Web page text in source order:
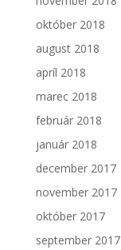
október 2018
august 2018
apríl 2018
marec 2018
február 2018
január 2018
december 2017
november 2017
október 2017
september 2017